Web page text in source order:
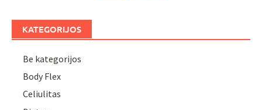
KATEGORIJOS
Be kategorijos
Body Flex
Celiulitas